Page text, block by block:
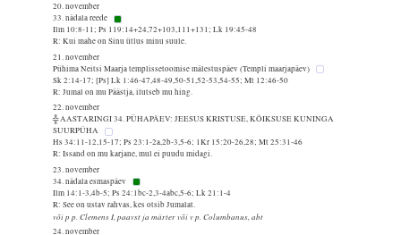
20. november
33. nädala reede
Ilm 10:8-11; Ps 119:14+24,72+103,111+131; Lk 19:45-48
R: Kui mahe on Sinu ütlus minu suule.
21. november
Pühima Neitsi Maarja templissetoomise mälestuspäev (Templi maarjapäev)
Sk 2:14-17; [Ps] Lk 1:46-47,48-49,50-51,52-53,54-55; Mt 12:46-50
R: Jumal on mu Päästja, ilutseb mu hing.
22. november
╬ AASTARINGI 34. PÜHAPÄEV: JEESUS KRISTUSE, KÕIKSUSE KUNINGA
SUURPÜHA
Hs 34:11-12,15-17; Ps 23:1-2a,2b-3,5-6; 1Kr 15:20-26,28; Mt 25:31-46
R: Issand on mu karjane, mul ei puudu midagi.
23. november
34. nädala esmaspäev
Ilm 14:1-3,4b-5; Ps 24:1bc-2,3-4abc,5-6; Lk 21:1-4
R: See on ustav rahvas, kes otsib Jumalat.
või p p. Clemens I, paavst ja märter või v p. Columbanus, abt
24. november